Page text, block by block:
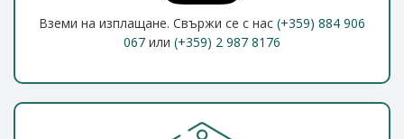
Вземи на изплащане. Свържи се с нас (+359) 884 906
067 или (+359) 2 987 8176